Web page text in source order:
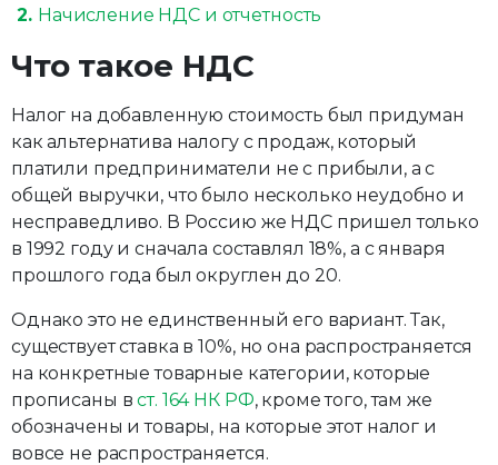
Начисление НДС и отчетность
Что такое НДС
Налог на добавленную стоимость был придуман
как альтернатива налогу с продаж, который
платили предприниматели не с прибыли, а с
общей выручки, что было несколько неудобно и
несправедливо. В Россию же НДС пришел только
в 1992 году и сначала составлял 18%, а с января
прошлого года был округлен до 20.
Однако это не единственный его вариант. Так,
существует ставка в 10%, но она распространяется
на конкретные товарные категории, которые
прописаны вст. 164 НК РФ, кроме того, там же
обозначены и товары, на которые этот налог и
вовсе не распространяется.